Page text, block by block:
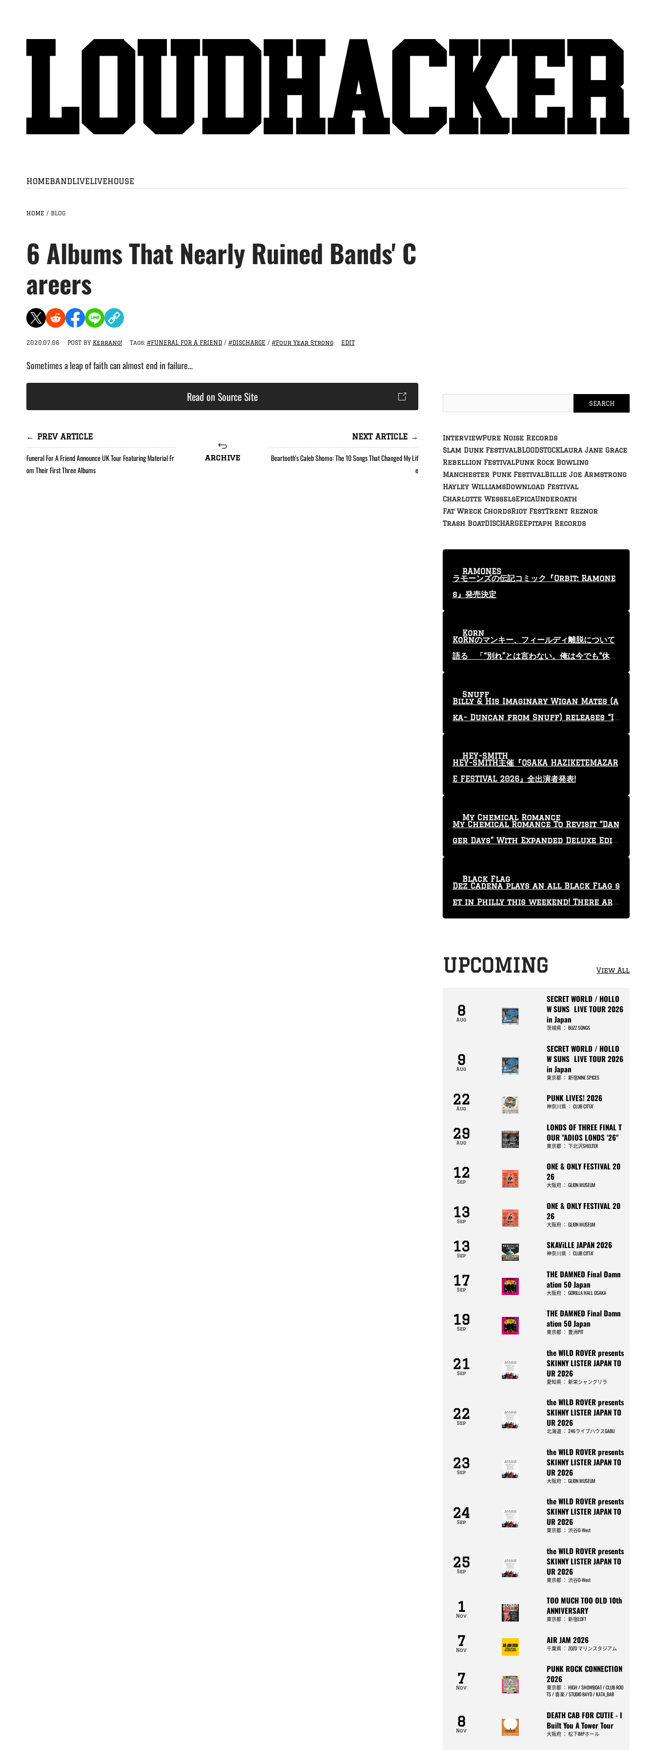
HOMEBANDLIVELIVEHOUSE
HOME / BLOG
6 Albums That Nearly Ruined Bands' C
areers
2020.07.06 POST BY Kerrang! Tags: #FUNERAL FOR A FRIEND/ #DISCHARGE / #Four Year Strong EDIT
Sometimes a leap of faith can almost end in failure…
Read on Source Site
← PREV ARTICLE
Funeral For A Friend Announce UK Tour Featuring Material Fr
om Their First Three Albums
archive
NEXT ARTICLE →
Beartooth's Caleb Shomo: The 10 Songs That Changed My Lif
e
InterviewPure Noise Records
Slam Dunk FestivalBLOODSTOCKLaura Jane Grace
Rebellion FestivalPunk Rock Bowling
Manchester Punk FestivalBillie Joe Armstrong
Hayley WilliamsDownload Festival
Charlotte WesselsEpicaUnderoath
Fat Wreck ChordsRiot FestTrent Reznor
Trash BoatDISCHARGEEpitaph Records
ラモーンズの伝記コミック『Orbit: Ramone
s』発売決定
RAMONES
KoRnのマンキー、フィールディ離脱について
語る 「“別れ”とは言わない。俺は今でも“休
Korn
Billy & His Imaginary Wigan Mates (a
ka- Duncan from Snuff) releases “I
Snuff
HEY-SMITH主催『OSAKA HAZIKETEMAZAR
E FESTIVAL 2026』全出演者発表!
HEY-SMITH
My Chemical Romance To Revisit “Dan
ger Days” With Expanded Deluxe Editi
My Chemical Romance
Dez Cadena plays an all Black Flag s
et in Philly this weekend! There are
only 29 tickets left!
Black Flag
UPCOMING View All
8
Aug
SECRET WORLD / HOLLO
W SUNS LIVE TOUR 2026
in Japan
茨城県： BUZZ SONGS
9
Aug
SECRET WORLD / HOLLO
W SUNS LIVE TOUR 2026
in Japan
東京都： 新宿NINE SPICES
22
Aug
PUNK LIVES! 2026
神奈川県： CLUB CITTA’
29
Aug
LONDS OF THREE FINAL T
OUR "ADIOS LONDS '26"
東京都： 下北沢SHELTER
12
Sep
ONE & ONLY FESTIVAL 20
26
大阪府： GLION MUSEUM
13
Sep
ONE & ONLY FESTIVAL 20
26
大阪府： GLION MUSEUM
13
Sep
SKAViLLE JAPAN 2026
神奈川県： CLUB CITTA’
17
Sep
THE DAMNED Final Damn
ation 50 Japan
大阪府： GORILLA HALL OSAKA
19
Sep
THE DAMNED Final Damn
ation 50 Japan
東京都： 豊洲PIT
21
Sep
the WILD ROVER presents
SKINNY LISTER JAPAN TO
UR 2026
愛知県： 新栄シャングリラ
22
Sep
the WILD ROVER presents
SKINNY LISTER JAPAN TO
UR 2026
北海道： 246ライブハウスGABU
23
Sep
the WILD ROVER presents
SKINNY LISTER JAPAN TO
UR 2026
大阪府： GLION MUSEUM
24
Sep
the WILD ROVER presents
SKINNY LISTER JAPAN TO
UR 2026
東京都： 渋谷O-West
25
Sep
the WILD ROVER presents
SKINNY LISTER JAPAN TO
UR 2026
東京都： 渋谷O-West
1
Nov
TOO MUCH TOO OLD 10th
ANNIVERSARY
東京都： 新宿LOFT
7
Nov
AIR JAM 2026
千葉県： ZOZO マリンスタジアム
7
Nov
PUNK ROCK CONNECTION
2026
東京都： HIGH / SHOWBOAT / CLUB ROO
TS / 喜楽 / STUDIO BAYD / KATA_BAR
8
Nov
DEATH CAB FOR CUTIE - I
Built You A Tower Tour
大阪府： 松下IMPホール